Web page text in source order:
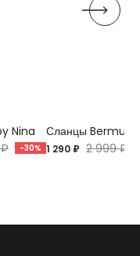
Nina
-30%
Сланцы Bermuda
1 290 ₽ 2 999 ₽